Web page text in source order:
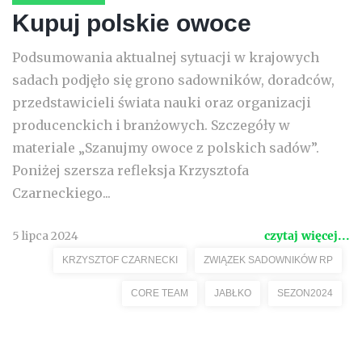
Kupuj polskie owoce
Podsumowania aktualnej sytuacji w krajowych
sadach podjęło się grono sadowników, doradców,
przedstawicieli świata nauki oraz organizacji
producenckich i branżowych. Szczegóły w
materiale „Szanujmy owoce z polskich sadów”.
Poniżej szersza refleksja Krzysztofa
Czarneckiego...
5 lipca 2024 czytaj więcej...
KRZYSZTOF CZARNECKI ZWIĄZEK SADOWNIKÓW RP
CORE TEAM JABŁKO SEZON2024